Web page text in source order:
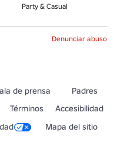
Party & Casual
Denunciar abuso
de prensa
Padres
Términos
Accesibilidad
Mapa del sitio